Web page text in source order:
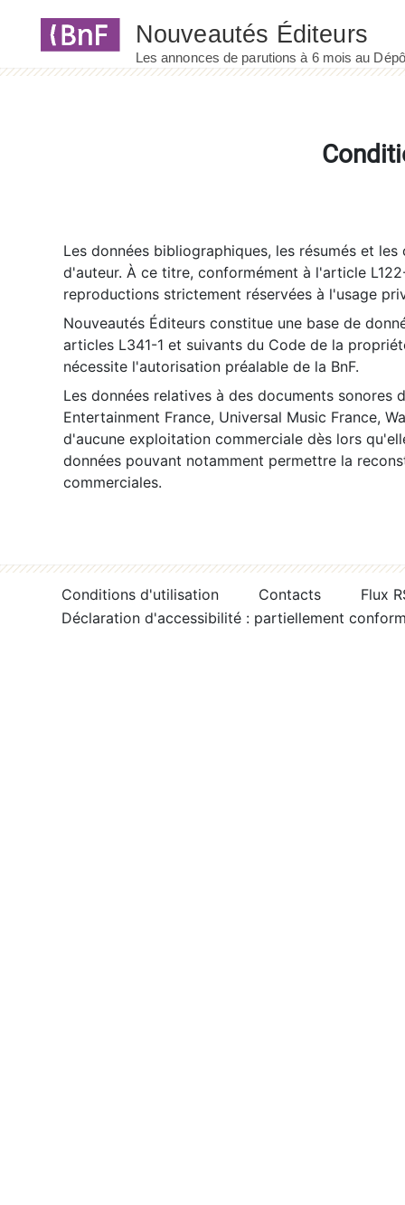
Les données bibliographiques, les résumés et
d'auteur. À ce titre, conformément à l'article
reproductions strictement réservées à l'usage
Nouveautés Éditeurs constitue une base de
articles L341-1 et suivants du Code de la
nécessite l'autorisation préalable de la BnF.
Les données relatives à des documents sonores
Entertainment France, Universal Music France,
d'aucune exploitation commerciale dès lors
données pouvant notamment permettre la
commerciales.
Conditions d'utilisation Contacts
Flux
Déclaration d'accessibilité : partiellement